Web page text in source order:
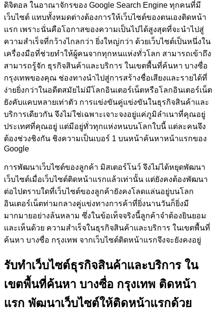
ดิจิตอล ในอาณาจักรของ Google Search Engine ทุกคนที่มี
เว็บไซต์ แทบทั้งหมดต่างต้องการให้เว็บไซต์ของตนเองติดหน้า
แรก เพราะนั่นคือโอกาสของความเป็นไปได้สูงสุดที่จะนำไปสู่
ความสำเร็จที่กว้างไกลกว่า ยิ่งใหญ่กว่า ด้วยเว็บไซต์เป็นหนึ่งใน
เครื่องมือที่ช่วยทำให้ผู้คนจากทุกหนแห่งทั่วโลก สามารถเข้าถึง
สามารถรู้จัก ธุรกิจสินค้าและบริการ ในเขตพื้นที่ค้นหา บางซื่อ
กรุงเทพของคุณ ช่องทางนำไปสู่การสร้างชื่อเสียงและรายได้ที่
ง่ายยิ่งกว่าในอดีตสมัยไม่มีโลกอินเตอร์เน็ตหรือโลกอินเตอร์เน็ต
ยังคับแคบหลายเท่าตัว การแข่งขันคู่แข่งขันในธุรกิจสินค้าและ
บริการเดียวกัน จึงไม่ใช่เฉพาะเจาะจงอยู่แค่ภูมิลำเนาที่คุณอยู่
ประเทศที่คุณอยู่ แต่มีอยู่ทั่วทุกแห่งหนบนโลกใบนี้ แต่ละคนจึง
ต้องช่วงชิงกัน ชิงความเป็นเบอร์ 1 บนหน้าค้นหาหน้าแรกของ
Google
การพัฒนาเว็บไซต์ของลูกค้า มิสเตอร์โนว์ จึงไม่ได้หยุดพัฒนา
เว็บไซต์เมื่อเว็บไซต์ติดหน้าแรกแล้วเท่านั้น แต่ยังคงต้องพัฒนา
ต่อไปตราบใดที่เว็บไซต์ของลูกค้ายังคงโลดแล่นอยู่บนโลก
อินเตอร์เน็ตท่ามกลางคู่แข่งทางการค้าที่ยิ่งนานวันก็ยิ่งมี
มากมายอย่างล้นหลาม ซึ่งในข้อเท็จจริงนี้ลูกค้าจำต้องยินยอม
และเห็นด้วย ความสำเร็จในธุรกิจสินค้าและบริการ ในเขตพื้นที่
ค้นหา บางซื่อ กรุงเทพ จากเว็บไซต์ติดหน้าแรกจึงจะยังคงอยู่
รับทำเว็บไซต์ธุรกิจสินค้าและบริการ ใน
เขตพื้นที่ค้นหา บางซื่อ กรุงเทพ ติดหน้า
แรก พัฒนาเว็บไซต์ให้ติดหน้าแรกด้วย